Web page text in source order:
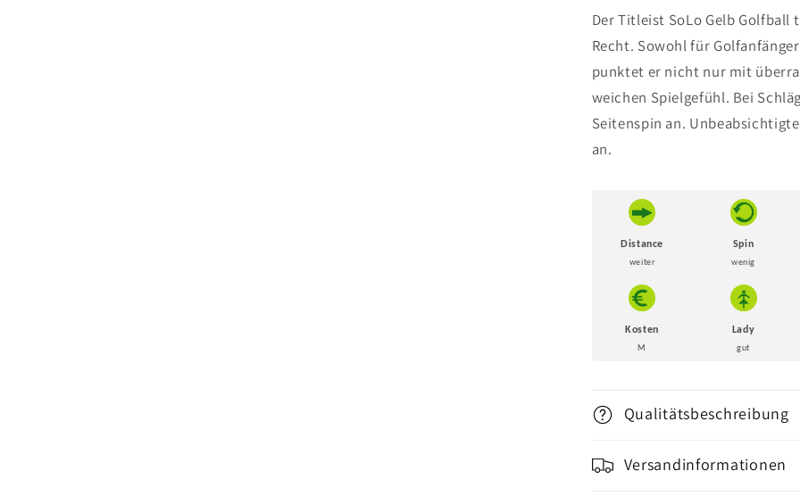
Lakeballs
Lakeballs
Der Titleist SoLo Gelb
Recht. Sowohl für
punktet er nicht nur mit
weichen Spielgefühl. Bei
Seitenspin an.
an.
Distance Spin
weiter wenig
Kosten Lady
M gut
Qualitätsbeschreibung
Versandinformationen